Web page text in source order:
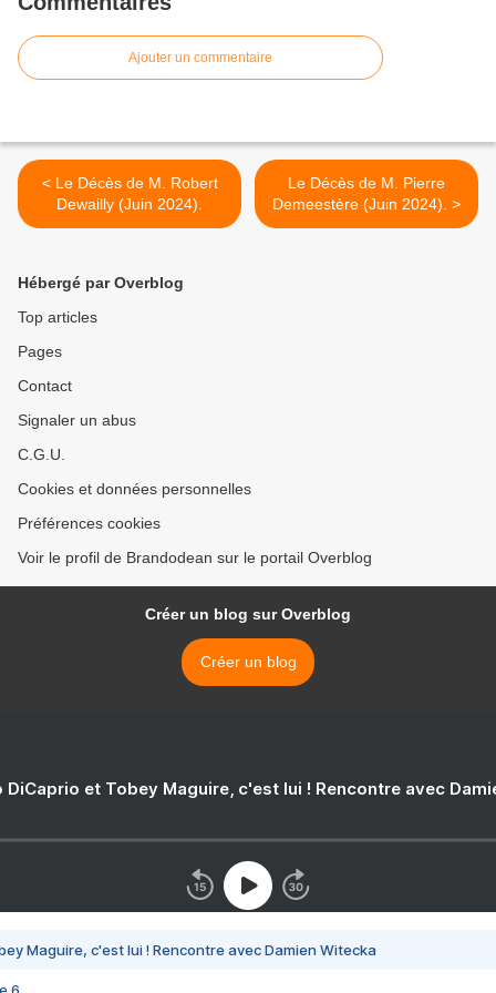
Ajouter un commentaire
< Le Décès de M. Robert
Dewailly (Juin 2024).
Le Décès de M. Pierre
Demeestère (Juin 2024). >
Hébergé par Overblog
Top articles
Pages
Contact
Signaler un abus
C.G.U.
Cookies et données personnelles
Préférences cookies
Voir le profil de Brandodean sur le portail Overblog
Créer un blog sur Overblog
Créer un blog
DiCaprio et Tobey Maguire, c'est lui ! Rencontre avec
Maguire, c'est lui ! Rencontre avec Damien Witecka